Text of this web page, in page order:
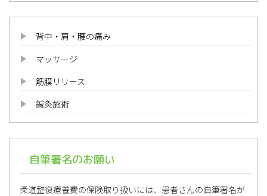
背中・肩・腰の痛み
マッサージ
筋膜リリース
鍼灸施術
自筆署名のお願い
柔道整復療養費の保険取り扱いには、患者さんの自筆署名が